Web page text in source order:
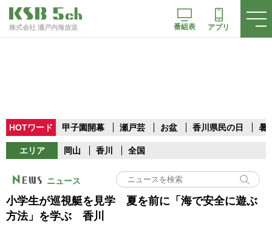
株式会社 瀬戸内海放送 番組表 アプリ
HOTワード 甲子園開幕 瀬戸芸 お盆 香川県民の日 暑
エリア 岡山 香川 全国
ニュース
小学生が巡視艇を見学 夏を前に「海で安全に遊ぶ
方法」を学ぶ 香川